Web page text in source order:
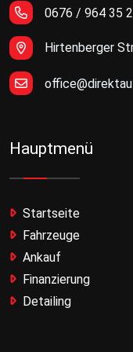
0676 / 964 35
Hirtenberger
Hauptmenü
Startseite
Fahrzeuge
Ankauf
Finanzierung
Detailing